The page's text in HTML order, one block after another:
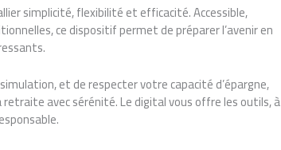
simplicité, flexibilité et efficacité. Accessible,
ce dispositif permet de préparer l’avenir en
et de respecter votre capacité d’épargne,
avec sérénité. Le digital vous offre les outils, à